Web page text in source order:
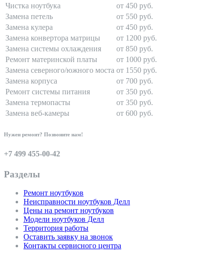
Чистка ноутбука
от 450 руб.
Замена петель
от 550 руб.
Замена кулера
от 450 руб.
Замена конвертора матрицы
от 1200 руб.
Замена системы охлаждения
от 850 руб.
Ремонт материнской платы
от 1000 руб.
Замена северного/южного моста от 1550 руб.
Замена корпуса
от 700 руб.
Ремонт системы питания
от 350 руб.
Замена термопасты
от 350 руб.
Замена веб-камеры
от 600 руб.
Нужен ремонт? Позвоните нам!
+7 499 455-00-42
Разделы
Ремонт ноутбуков
Неисправности ноутбуков Делл
Цены на ремонт ноутбуков
Модели ноутбуков Делл
Территория работы
Оставить заявку на звонок
Контакты сервисного центра